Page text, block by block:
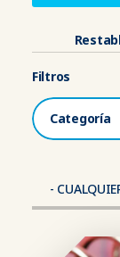
Filtros
Categorías
-